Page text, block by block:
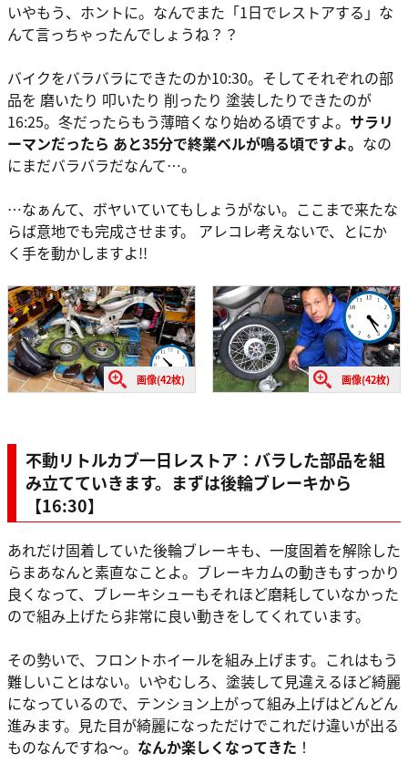
いやもう、ホントに。なんでまた「1日でレストアする」な
んて言っちゃったんでしょうね？？
バイクをバラバラにできたのか10:30。そしてそれぞれの部
品を 磨いたり 叩いたり 削ったり 塗装したりできたのが
16:25。冬だったらもう薄暗くなり始める頃ですよ。 サラリ
ーマンだったら あと35分で終業ベルが鳴る頃ですよ。 なの
にまだバラバラだなんて…。
…なぁんて、ボヤいていてもしょうがない。ここまで来たな
らば意地でも完成させます。 アレコレ考えないで、とにか
く手を動かしますよ!!
画像(42枚) 画像(42枚)
不動リトルカブ一日レストア：バラした部品を組
み立てていきます。まずは後輪ブレーキから
【16:30】
あれだけ固着していた後輪ブレーキも、一度固着を解除した
らまあなんと素直なことよ。ブレーキカムの動きもすっかり
良くなって、ブレーキシューもそれほど磨耗していなかった
ので組み上げたら非常に良い動きをしてくれています。
その勢いで、フロントホイールを組み上げます。これはもう
難しいことはない。いやむしろ、塗装して見違えるほど綺麗
になっているので、テンション上がって組み上げはどんどん
進みます。見た目が綺麗になっただけでこれだけ違いが出る
ものなんですね～。 なんか楽しくなってきた ！